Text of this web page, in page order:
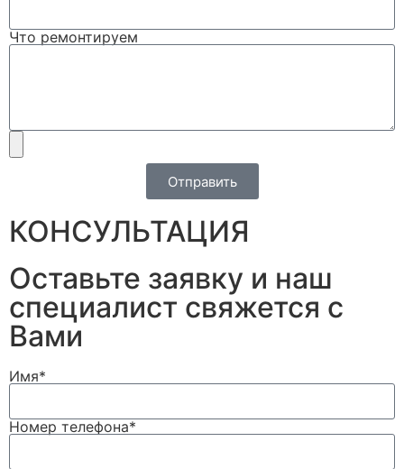
Что ремонтируем
Отправить
КОНСУЛЬТАЦИЯ
Оставьте заявку и наш
специалист свяжется с
Вами
Имя*
Номер телефона*